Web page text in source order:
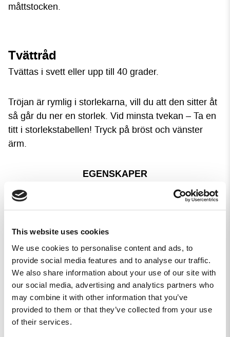
This website uses cookies
We use cookies to personalise content and ads, to
provide social media features and to analyse our traffic.
We also share information about your use of our site with
our social media, advertising and analytics partners who
may combine it with other information that you’ve
provided to them or that they’ve collected from your use
of their services.
måttstocken.
Tvättråd
Tvättas i svett eller upp till 40 grader.
Tröjan är rymlig i storlekarna, vill du att den sitter åt
så går du ner en storlek. Vid minsta tvekan – Ta en
titt i storlekstabellen! Tryck på bröst och vänster
ärm.
EGENSKAPER
4,8 Baserat på 9 recensioner